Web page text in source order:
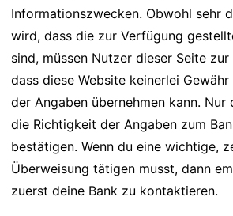
Informationszwecken. Obwohl sehr
wird, dass die zur Verfügung
sind, müssen Nutzer dieser Seite zur
dass diese Website keinerlei
der Angaben übernehmen kann. Nur
die Richtigkeit der Angaben zum
bestätigen. Wenn du eine wichtige,
Überweisung tätigen musst, dann
zuerst deine Bank zu kontaktieren.